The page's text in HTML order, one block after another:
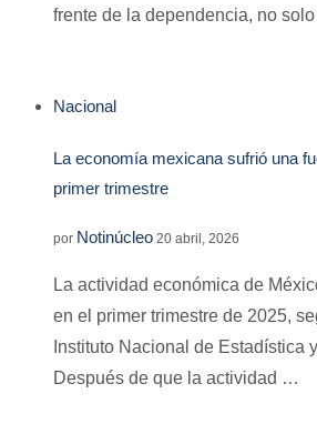
frente de la dependencia, no
Nacional
La economía mexicana sufrió una
primer trimestre
por Notinúcleo 20 abril, 2026
La actividad económica de
en el primer trimestre de 2025,
Instituto Nacional de Estadística
Después de que la actividad …